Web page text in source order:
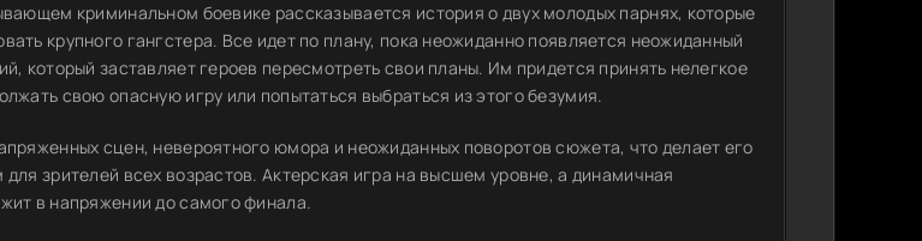
криминальном боевике рассказывается история о двух молодых парнях, которые
крупного гангстера. Все идет по плану, пока неожиданно появляется неожиданный
который заставляет героев пересмотреть свои планы. Им придется принять нелегкое
свою опасную игру или попытаться выбраться из этого безумия.
сцен, невероятного юмора и неожиданных поворотов сюжета, что делает его
для зрителей всех возрастов. Актерская игра на высшем уровне, а динамичная
в напряжении до самого финала.